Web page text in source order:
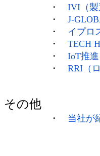
・ IVI（製
・ J-
・ イプロ
・ TECH
・ IoT推
・ RRI（
その他
・ 当社が